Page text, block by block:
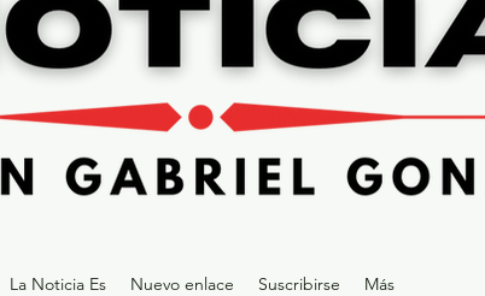
La Noticia Es Nuevo enlace Suscribirse Más